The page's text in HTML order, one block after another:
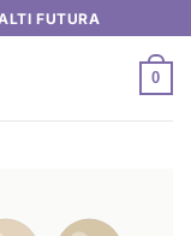
FUTURA
0